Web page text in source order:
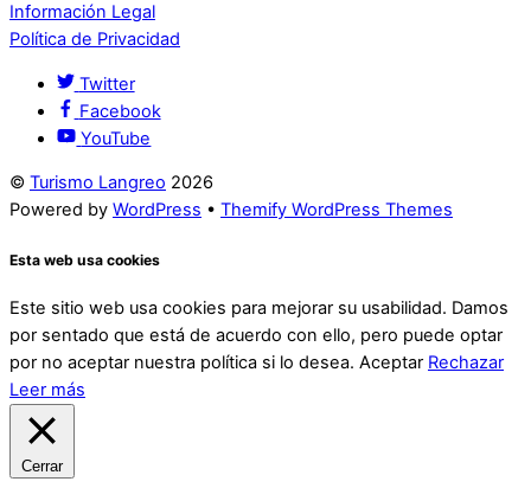
Información Legal
Política de Privacidad
Twitter
Facebook
YouTube
© Turismo Langreo 2026
Powered by WordPress • Themify WordPress Themes
Esta web usa cookies
Este sitio web usa cookies para mejorar su usabilidad. Damos
por sentado que está de acuerdo con ello, pero puede optar
por no aceptar nuestra política si lo desea. Aceptar Rechazar
Leer más
Cerrar